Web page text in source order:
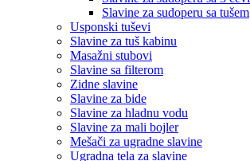
Slavine za sudoperu sa tušem
Usponski tuševi
Slavine za tuš kabinu
Masažni stubovi
Slavine sa filterom
Zidne slavine
Slavine za bide
Slavine za hladnu vodu
Slavine za mali bojler
Mešači za ugradne slavine
Ugradna tela za slavine